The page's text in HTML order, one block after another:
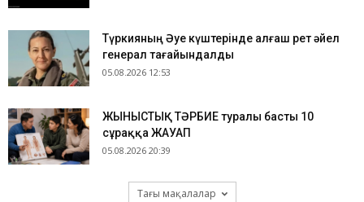
Түркияның Әуе күштерінде алғаш рет әйел
генерал тағайындалды
05.08.2026 12:53
ЖЫНЫСТЫҚ ТӘРБИЕ туралы басты 10
сұраққа ЖАУАП
05.08.2026 20:39
Тағы мақалалар